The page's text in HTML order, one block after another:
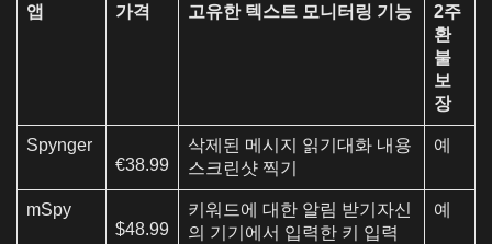
앱 가격 고유한 텍스트 모니터링 기능
2주
환
불
보
장
Spynger
€38.99
삭제된 메시지 읽기대화 내용
스크린샷 찍기
예
mSpy
$48.99
키워드에 대한 알림 받기자신
의 기기에서 입력한 키 입력
예